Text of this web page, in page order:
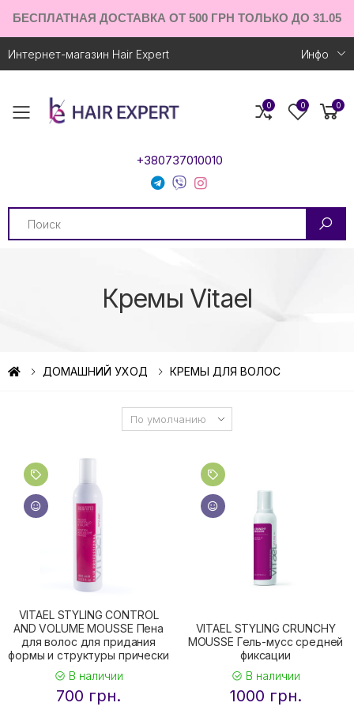
БЕСПЛАТНАЯ ДОСТАВКА ОТ 500 ГРН ТОЛЬКО ДО 31.05
Интернет-магазин Hair Expert Инфо
Toggle mobile menu
+380737010010
Search
0 0 0
Кремы Vitael
ДОМАШНИЙ УХОД КРЕМЫ ДЛЯ ВОЛОС
VITAEL STYLING CONTROL
AND VOLUME MOUSSE Пена
для волос для придания
формы и структуры прически
В наличии
700 грн.
VITAEL STYLING CRUNCHY
MOUSSE Гель-мусс средней
фиксации
В наличии
1000 грн.